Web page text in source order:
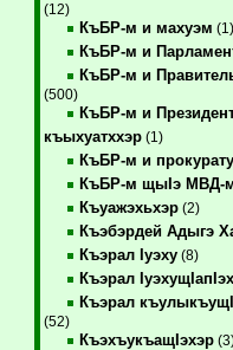
(12)
КъБР-м и махуэм (1)
КъБР-м и
КъБР-м и
(500)
КъБР-м и
къыхуатххэр(1)
КъБР-м и
КъБР-м щыIэ МВД-
Къуажэхьхэр(2)
Къэбэрдей Адыгэ
Къэрал Iуэху(8)
Къэрал
Къэрал
(52)
КъэхъукъащIэхэр